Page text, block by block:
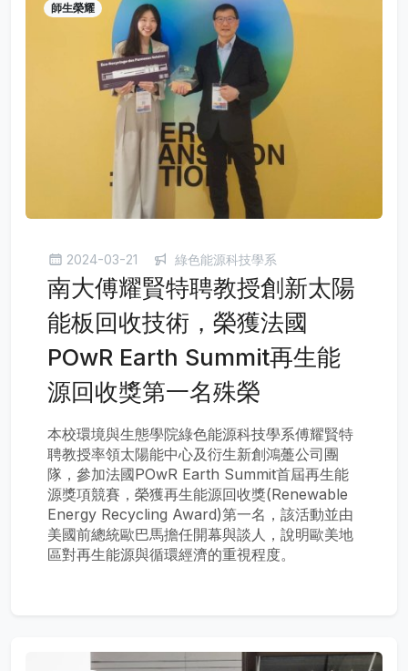
師生榮耀
2024-03-21 綠色能源科技學系
南大傅耀賢特聘教授創新太陽
能板回收技術，榮獲法國
POwR Earth Summit再生能
源回收獎第一名殊榮
本校環境與生態學院綠色能源科技學系傅耀賢特
聘教授率領太陽能中心及衍生新創鴻躉公司團
隊，參加法國POwR Earth Summit首屆再生能
源獎項競賽，榮獲再生能源回收獎(Renewable
Energy Recycling Award)第一名，該活動並由
美國前總統歐巴馬擔任開幕與談人，說明歐美地
區對再生能源與循環經濟的重視程度。